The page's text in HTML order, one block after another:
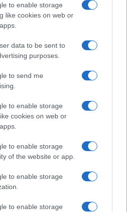
to enable storage
like cookies on web or
data to be sent to
purposes.
to send me
to enable storage
cookies on web or
to enable storage
of the website or app.
to enable storage
to enable storage